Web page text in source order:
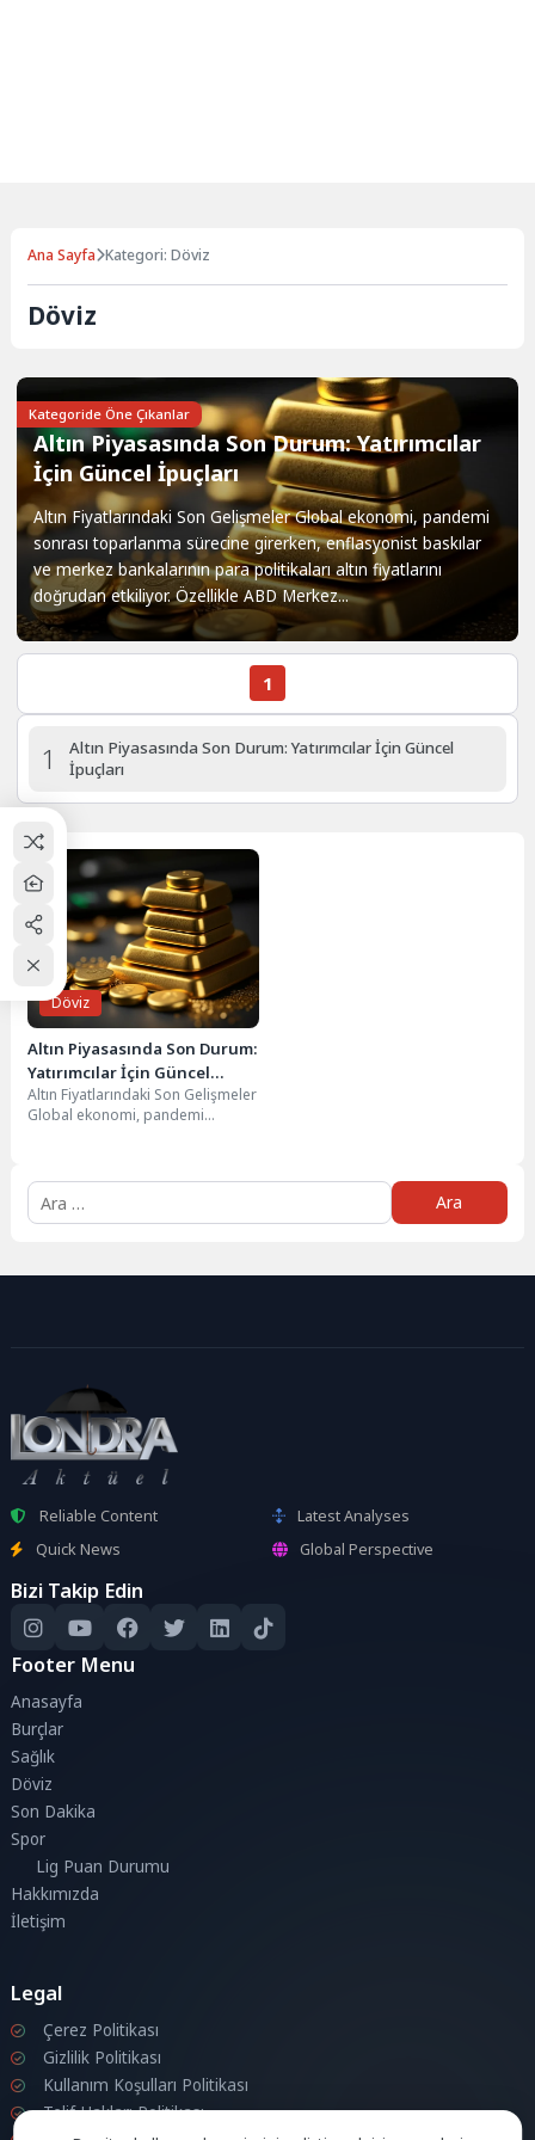
Ana Sayfa Kategori: Döviz
Döviz
Kategoride Öne Çıkanlar
Altın Piyasasında Son Durum: Yatırımcılar
İçin Güncel İpuçları
Altın Fiyatlarındaki Son Gelişmeler Global ekonomi, pandemi
sonrası toparlanma sürecine girerken, enflasyonist baskılar
ve merkez bankalarının para politikaları altın fiyatlarını
doğrudan etkiliyor. Özellikle ABD Merkez...
1
1
Altın Piyasasında Son Durum: Yatırımcılar İçin Güncel
İpuçları
Döviz
Altın Piyasasında Son Durum:
Yatırımcılar İçin Güncel
İpuçları
Altın Fiyatlarındaki Son Gelişmeler
Global ekonomi, pandemi
Arama:
Reliable Content
Latest Analyses
Quick News
Global Perspective
Bizi Takip Edin
Footer Menu
Anasayfa
Burçlar
Sağlık
Döviz
Son Dakika
Spor
Lig Puan Durumu
Hakkımızda
İletişim
Legal
Çerez Politikası
Gizlilik Politikası
Kullanım Koşulları Politikası
Telif Hakları Politikası